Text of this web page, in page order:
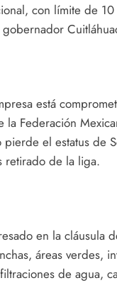
con límite de
está
la Federación
el estatus de
de la liga.
en la cláusula
áreas verdes,
de agua,